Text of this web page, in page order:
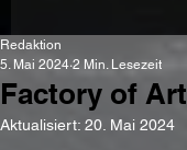
Factory of Art
Redaktion
5. Mai 2024 2 Min. Lesezeit
Aktualisiert: 20. Mai 2024